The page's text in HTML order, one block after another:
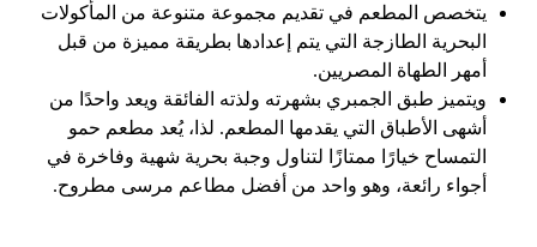
يتخصص المطعم في تقديم مجموعة متنوعة من المأكولات
البحرية الطازجة التي يتم إعدادها بطريقة مميزة من قبل
أمهر الطهاة المصريين.
ويتميز طبق الجمبري بشهرته ولذته الفائقة ويعد واحدًا من
أشهى الأطباق التي يقدمها المطعم. لذا، يُعد مطعم حمو
التمساح خيارًا ممتازًا لتناول وجبة بحرية شهية وفاخرة في
أجواء رائعة، وهو واحد من أفضل مطاعم مرسى مطروح.